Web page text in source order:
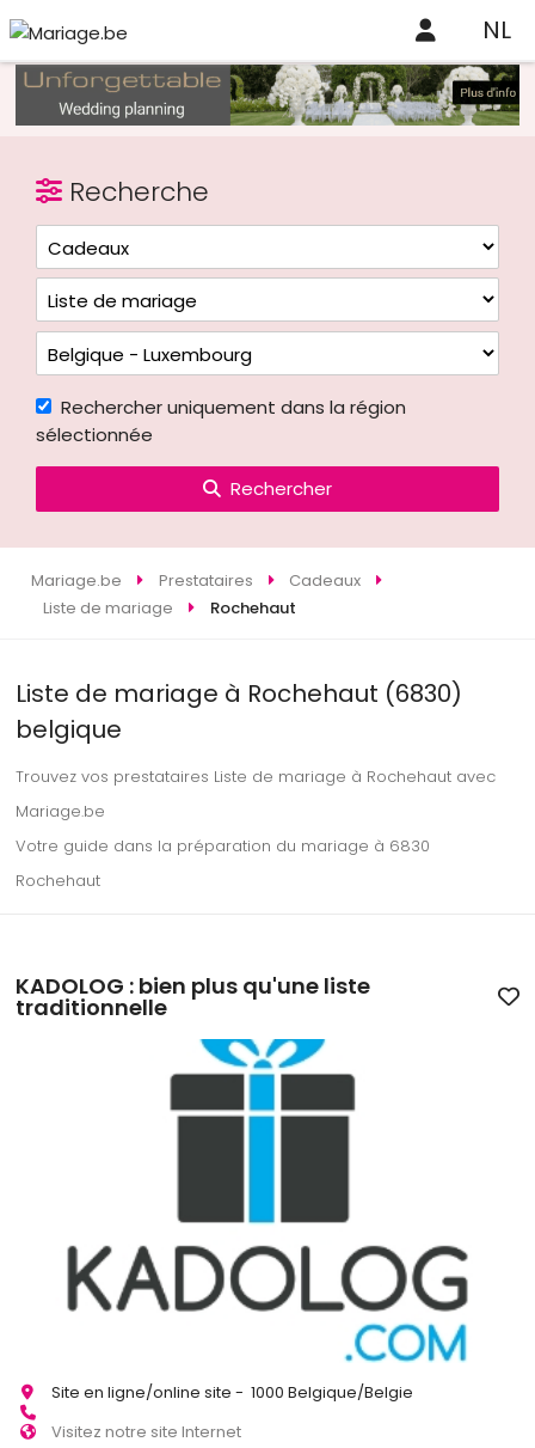
NL
Recherche
Rechercher uniquement dans la région
sélectionnée
Rechercher
Mariage.be Prestataires
Cadeaux
Liste de mariage
Rochehaut
Liste de mariage à Rochehaut (6830)
belgique
Trouvez vos prestataires Liste de mariage à Rochehaut avec
Mariage.be
Votre guide dans la préparation du mariage à 6830
Rochehaut
KADOLOG : bien plus qu'une liste
traditionnelle
Site en ligne/online site - 1000 Belgique/Belgie
Visitez notre site Internet